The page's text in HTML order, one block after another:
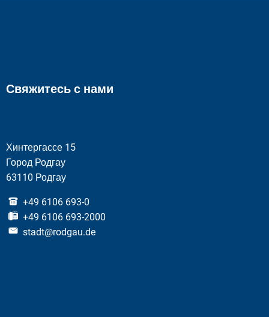
Свяжитесь с нами
Хинтергассе 15
Город Родгау
63110 Родгау
+49 6106 693-0
+49 6106 693-2000
stadt@rodgau.de